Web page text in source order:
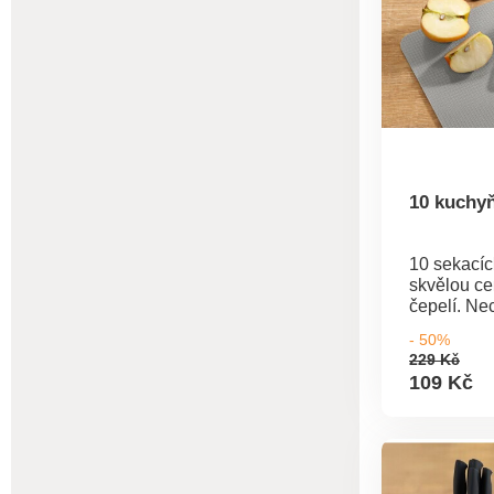
přitom
porovnání
10
10
skvělou
čepelí.
jsme pro
- 50%
229 Kč
109 Kč